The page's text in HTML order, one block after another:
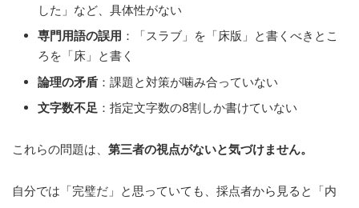
した」など、具体性がない
専門用語の誤用 ：「スラブ」を「床版」と書くべきとこ
ろを「床」と書く
論理の矛盾 ：課題と対策が噛み合っていない
文字数不足 ：指定文字数の8割しか書けていない
これらの問題は、 第三者の視点がないと気づけません。
自分では「完璧だ」と思っていても、採点者から見ると「内